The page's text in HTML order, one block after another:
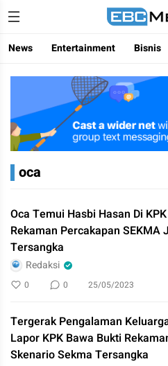
Menggapai
News Entertainment Bisnis
oca
Oca Temui Hasbi Hasan Di
Rekaman Percakapan SEKMA
Tersangka
Redaksi
0 0 25/05/2023
Tergerak Pengalaman
Lapor KPK Bawa Bukti
Skenario Sekma Tersangka